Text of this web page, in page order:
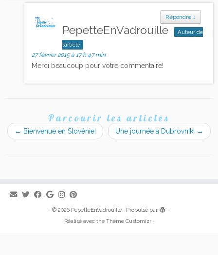
Répondre ↓
PepetteEnVadrouille
Auteur de
l’article
27 février 2015 à 17 h 47 min
Merci beaucoup pour votre commentaire!
Parcourir les articles
← Bienvenue en Slovénie! Une journée à Dubrovnik! →
· © 2026 PepetteEnVadrouille · Propulsé par
·
Réalisé avec the Thème Customizr·